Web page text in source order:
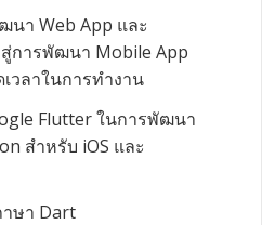
า Web App และ
การพัฒนา Mobile App
วลาในการทำงาน
Flutter ในการพัฒนา
สำหรับ iOS และ
ษา Dart